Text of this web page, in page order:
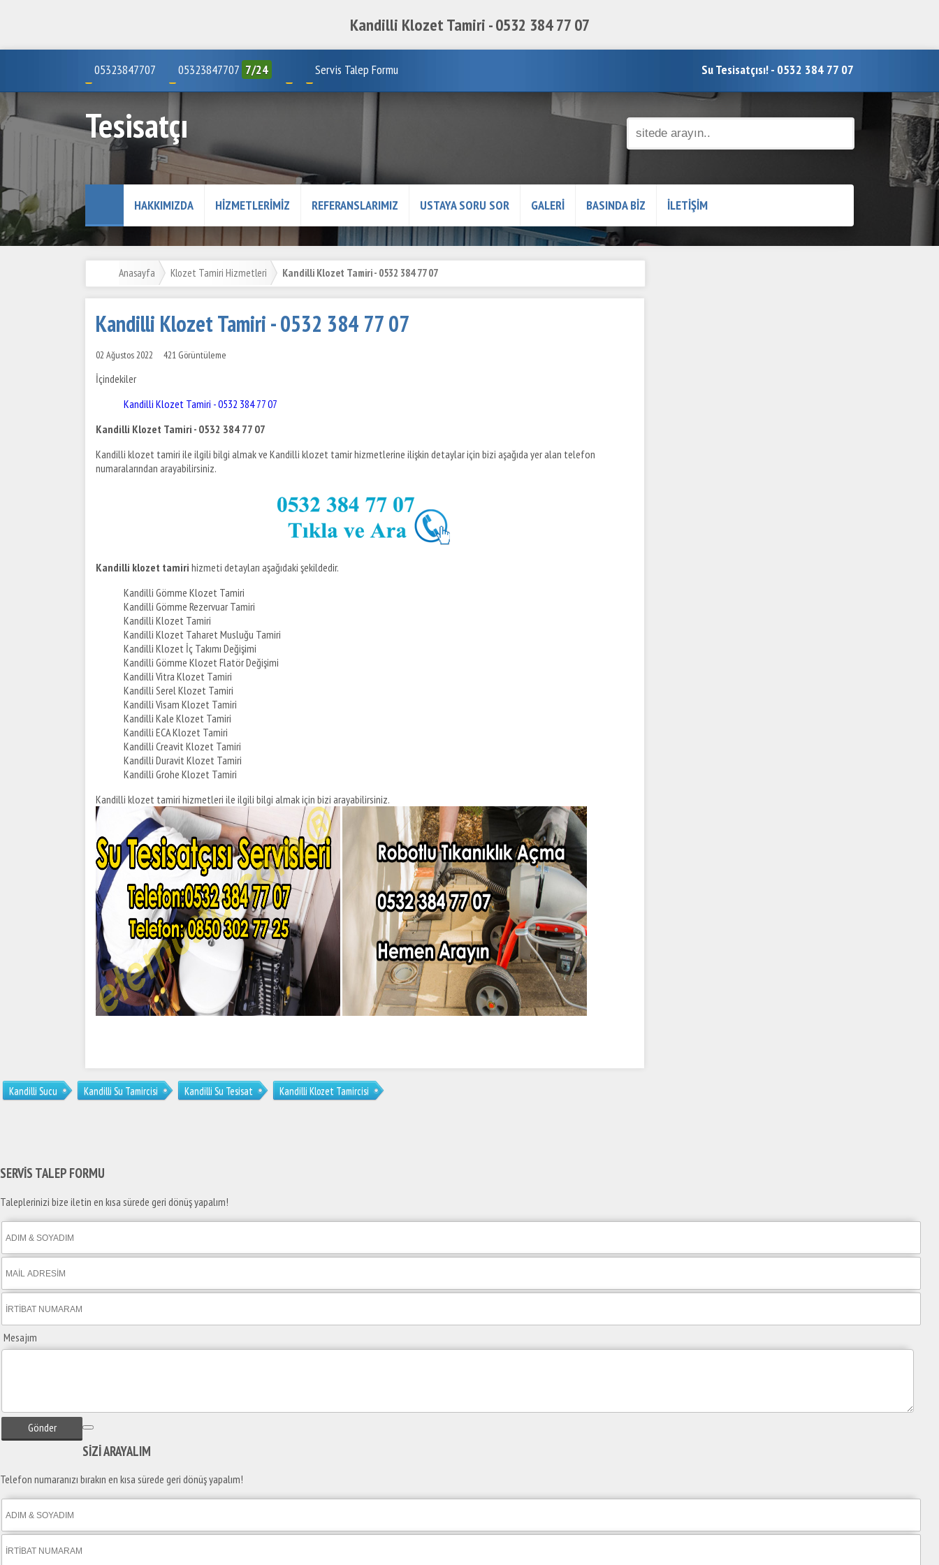
Kandilli Klozet Tamiri - 0532 384 77 07
05323847707 05323847707 7/24 Servis Talep Formu Su Tesisatçısı! - 0532 384 77 07
Tesisatçı
HAKKIMIZDA HIZMETLERIMIZ REFERANSLARIMIZ USTAYA SORU SOR GALERİ BASINDA BİZ İLETİŞİM
Anasayfa Klozet Tamiri Hizmetleri Kandilli Klozet Tamiri - 0532 384 77 07
Kandilli Klozet Tamiri - 0532 384 77 07
02 Ağustos 2022 421 Görüntüleme
İçindekiler
Kandilli Klozet Tamiri - 0532 384 77 07
Kandilli Klozet Tamiri - 0532 384 77 07
Kandilli klozet tamiri ile ilgili bilgi almak ve Kandilli klozet tamir hizmetlerine ilişkin detaylar için bizi aşağıda yer alan telefon
numaralarından arayabilirsiniz.
Kandilli klozet tamiri hizmeti detayları aşağıdaki şekildedir.
Kandilli Gömme Klozet Tamiri
Kandilli Gömme Rezervuar Tamiri
Kandilli Klozet Tamiri
Kandilli Klozet Taharet Musluğu Tamiri
Kandilli Klozet İç Takımı Değişimi
Kandilli Gömme Klozet Flatör Değişimi
Kandilli Vitra Klozet Tamiri
Kandilli Serel Klozet Tamiri
Kandilli Visam Klozet Tamiri
Kandilli Kale Klozet Tamiri
Kandilli ECA Klozet Tamiri
Kandilli Creavit Klozet Tamiri
Kandilli Duravit Klozet Tamiri
Kandilli Grohe Klozet Tamiri
Kandilli klozet tamiri hizmetleri ile ilgili bilgi almak için bizi arayabilirsiniz.
Kandilli Sucu Kandilli Su Tamircisi Kandilli Su Tesisat Kandilli Klozet Tamircisi
SERVİS TALEP FORMU
Taleplerinizi bize iletin en kısa sürede geri dönüş yapalım!
Mesajım
Gönder
SİZİARAYALIM
Telefon numaranızı bırakın en kısa sürede geri dönüş yapalım!